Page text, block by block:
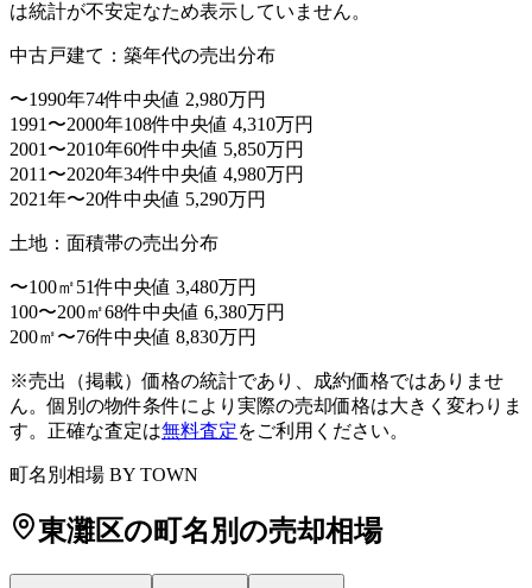
は統計が不安定なため表示していません。
中古戸建て：築年代の売出分布
〜1990年74件中央値 2,980万円
1991〜2000年108件中央値 4,310万円
2001〜2010年60件中央値 5,850万円
2011〜2020年34件中央値 4,980万円
2021年〜20件中央値 5,290万円
土地：面積帯の売出分布
〜100㎡51件中央値 3,480万円
100〜200㎡68件中央値 6,380万円
200㎡〜76件中央値 8,830万円
※売出（掲載）価格の統計であり、成約価格ではありませ
ん。個別の物件条件により実際の売却価格は大きく変わりま
す。正確な査定は無料査定をご利用ください。
町名別相場 BY TOWN
東灘区の町名別の売却相場
マンション㎡単価（赤=高い・青=安い）
45万〜52万
32万〜38万